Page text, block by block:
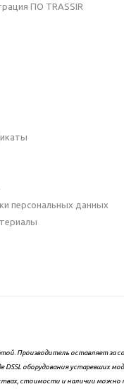
ПО TRASSIR
персональных данных
Производитель оставляет за
оборудования
стоимости и наличии можно